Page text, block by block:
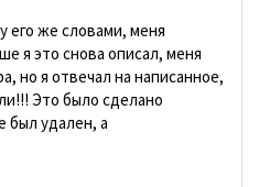
его же словами, меня
я это снова описал, меня
но я отвечал на написанное,
Это было сделано
был удален, а